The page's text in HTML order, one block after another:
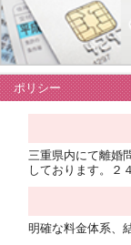
ポリシー
三重県内にて離婚
しております。
明確な料金体系、